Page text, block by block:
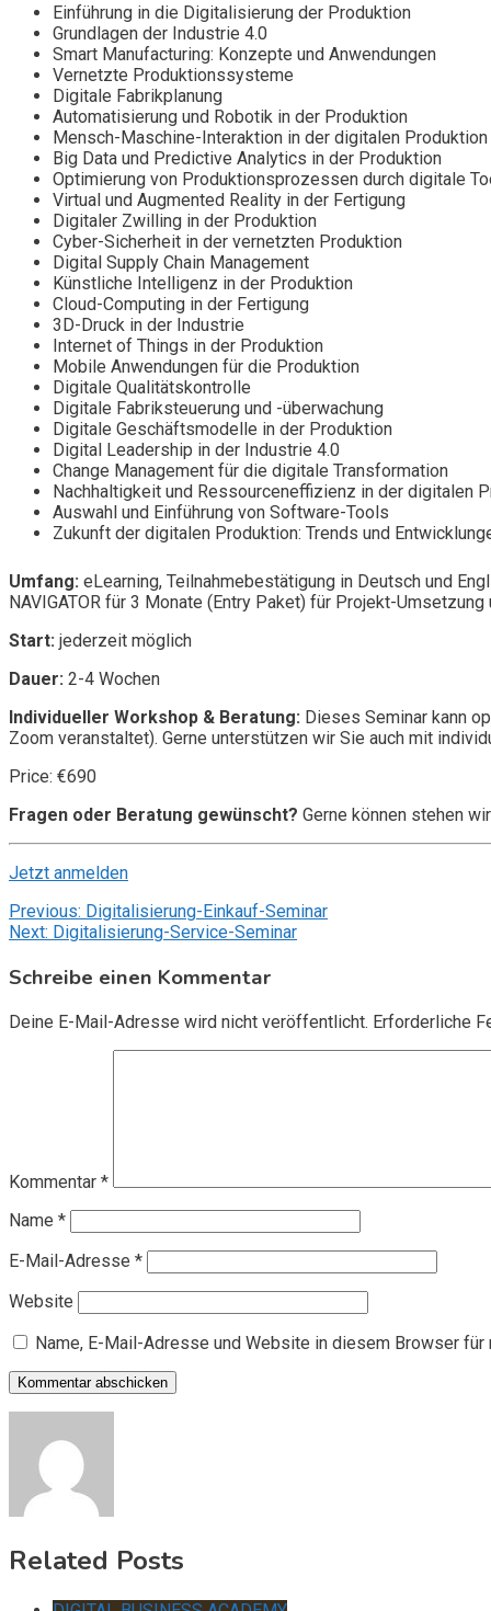
Einführung in die Digitalisierung der Produktion
Grundlagen der Industrie 4.0
Smart Manufacturing: Konzepte und Anwendungen
Vernetzte Produktionssysteme
Digitale Fabrikplanung
Automatisierung und Robotik in der Produktion
Mensch-Maschine-Interaktion in der digitalen Produktion
Big Data und Predictive Analytics in der Produktion
Optimierung von Produktionsprozessen durch digitale
Virtual und Augmented Reality in der Fertigung
Digitaler Zwilling in der Produktion
Cyber-Sicherheit in der vernetzten Produktion
Digital Supply Chain Management
Künstliche Intelligenz in der Produktion
Cloud-Computing in der Fertigung
3D-Druck in der Industrie
Internet of Things in der Produktion
Mobile Anwendungen für die Produktion
Digitale Qualitätskontrolle
Digitale Fabriksteuerung und -überwachung
Digitale Geschäftsmodelle in der Produktion
Digital Leadership in der Industrie 4.0
Change Management für die digitale Transformation
Nachhaltigkeit und Ressourceneffizienz in der digitalen
Auswahl und Einführung von Software-Tools
Zukunft der digitalen Produktion: Trends und
Umfang: eLearning, Teilnahmebestätigung in Deutsch und
NAVIGATOR für 3 Monate (Entry Paket) für Projekt-
Start: jederzeit möglich
Dauer: 2-4 Wochen
Individueller Workshop & Beratung: Dieses Seminar kann
Zoom veranstaltet). Gerne unterstützen wir Sie auch mit
Price: €690
Fragen oder Beratung gewünscht? Gerne können stehen
Jetzt anmelden
Beitragsnavigation
Previous: Digitalisierung-Einkauf-Seminar
Next: Digitalisierung-Service-Seminar
Schreibe einen Kommentar
Deine E-Mail-Adresse wird nicht veröffentlicht. Erforderliche
Kommentar *
Name *
E-Mail-Adresse *
Website
Name, E-Mail-Adresse und Website in diesem Browser
Related Posts